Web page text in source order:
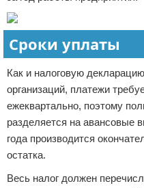
Сроки уплаты
Как и налоговую
организаций, платежи
ежеквартально, поэтому
разделяется на авансовые
года производится
остатка.
Весь налог должен